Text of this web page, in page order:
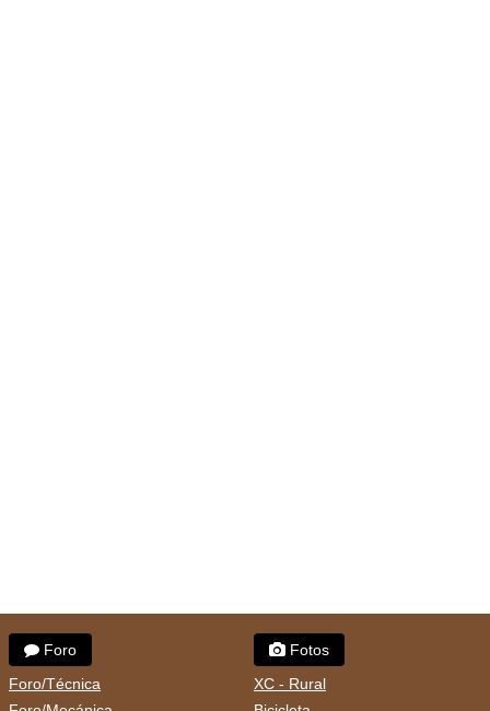
Foro
Foro/Técnica
Fotos
XC - Rural